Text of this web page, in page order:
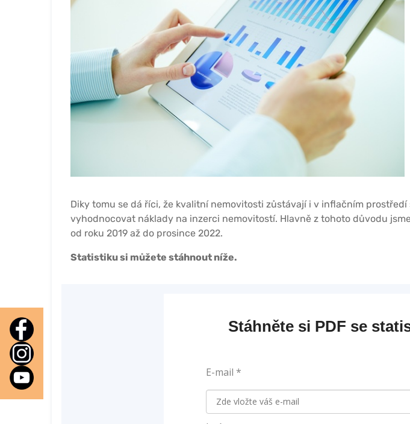
Diky tomu se dá říci, že kvalitní nemovitosti zůstávají i v inflačním
vyhodnocovat náklady na inzerci nemovitostí. Hlavně z tohoto důvodu
od roku 2019 až do prosince 2022.
Statistiku si můžete stáhnout níže.
Stáhněte si PDF se
E-mail *